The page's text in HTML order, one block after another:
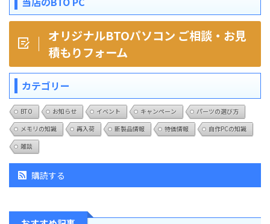
オリジナルBTOパソコン ご相談・お見
積もりフォーム
カテゴリー
BTO お知らせ イベント キャンペーン
パーツの選び方
メモリの知識
再入荷 新製品情報 特価情報
自作PCの知識
雑談
購読する